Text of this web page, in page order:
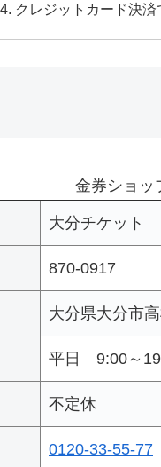
クレジットカード決
金券ショッ
大分チケット
870-0917
大分県大分市
平日 9:00～
不定休
0120-33-55-77